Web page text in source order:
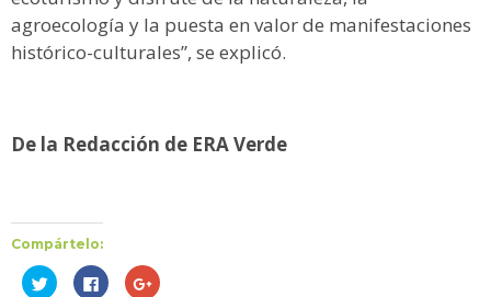
agroecología y la puesta en valor de manifestaciones
histórico-culturales”, se explicó.
De la Redacción de ERA Verde
Compártelo:
Haz
clic
Haz
clic
Haz
clic